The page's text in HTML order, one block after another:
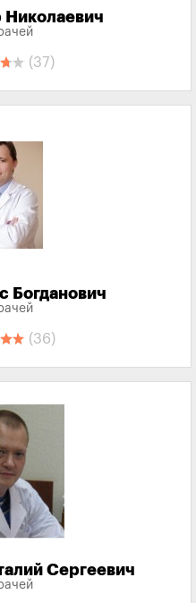
Николаевич
(37)
Богданович
(36)
Сергеевич